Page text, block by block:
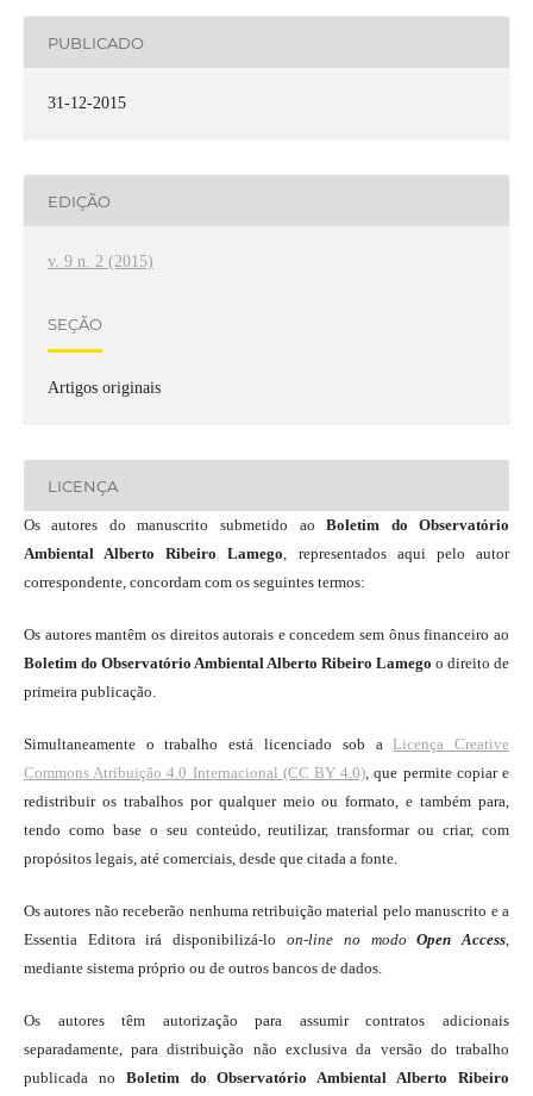
PUBLICADO
31-12-2015
EDIÇÃO
v. 9 n. 2 (2015)
SEÇÃO
Artigos originais
LICENÇA
Os autores do manuscrito submetido aoBoletim do Observatório
Ambiental Alberto Ribeiro Lamego, representados aqui pelo autor
correspondente, concordam com os seguintes termos:
Os autores mantêm os direitos autorais e concedem sem ônus financeiro ao
Boletim do Observatório Ambiental Alberto Ribeiro Lamegoo direito de
primeira publicação.
Simultaneamente o trabalho está licenciado sob a Licença Creative
Commons Atribuição 4.0 Internacional (CC BY 4.0), que permite copiar e
redistribuir os trabalhos por qualquer meio ou formato, e também para,
tendo como base o seu conteúdo, reutilizar, transformar ou criar, com
propósitos legais, até comerciais, desde que citada a fonte.
Os autores não receberão nenhuma retribuição material pelo manuscrito e a
Essentia Editora irá disponibilizá-lo on-line no modo Open Access,
mediante sistema próprio ou de outros bancos de dados.
Os autores têm autorização para assumir contratos adicionais
separadamente, para distribuição não exclusiva da versão do trabalho
publicada no Boletim do Observatório Ambiental Alberto Ribeiro